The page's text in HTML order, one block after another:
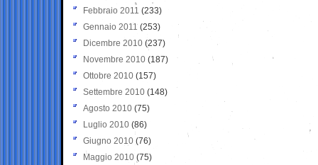
Febbraio 2011 (233)
Gennaio 2011 (253)
Dicembre 2010 (237)
Novembre 2010 (187)
Ottobre 2010 (157)
Settembre 2010 (148)
Agosto 2010 (75)
Luglio 2010 (86)
Giugno 2010 (76)
Maggio 2010 (75)